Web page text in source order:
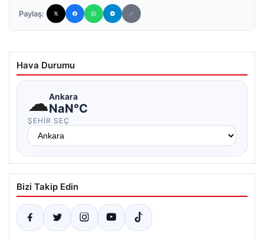
Paylaş:
Hava Durumu
☁Ankara
NaN°C
ŞEHIR SEÇ
Bizi Takip Edin